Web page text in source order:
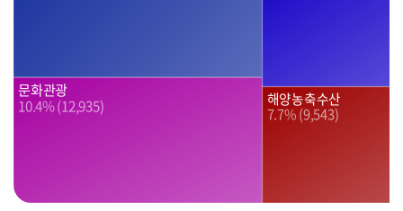
문화관광
10.4% (12,935) 해양농축수산
7.7% (9,543)